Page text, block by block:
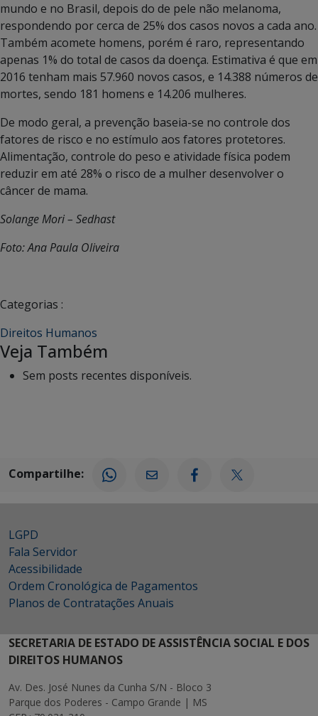
mundo e no Brasil, depois do de pele não melanoma,
respondendo por cerca de 25% dos casos novos a cada ano.
Também acomete homens, porém é raro, representando
apenas 1% do total de casos da doença. Estimativa é que em
2016 tenham mais 57.960 novos casos, e 14.388 números de
mortes, sendo 181 homens e 14.206 mulheres.
De modo geral, a prevenção baseia-se no controle dos
fatores de risco e no estímulo aos fatores protetores.
Alimentação, controle do peso e atividade física podem
reduzir em até 28% o risco de a mulher desenvolver o
câncer de mama.
Solange Mori – Sedhast
Foto: Ana Paula Oliveira
Categorias :
Direitos Humanos
Veja Também
Sem posts recentes disponíveis.
Compartilhe:
LGPD
Fala Servidor
Acessibilidade
Ordem Cronológica de Pagamentos
Planos de Contratações Anuais
SECRETARIA DE ESTADO DE ASSISTÊNCIA SOCIAL E DOS
DIREITOS HUMANOS
Av. Des. José Nunes da Cunha S/N - Bloco 3
Parque dos Poderes - Campo Grande | MS